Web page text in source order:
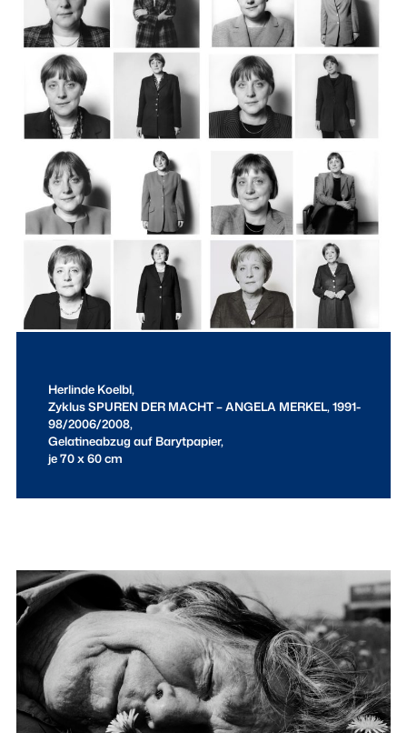
Herlinde Koelbl,
ZyklusSPUREN DER MACHT – ANGELA MERKEL,1991-
98/2006/2008,
Gelatineabzug auf Barytpapier,
je 70 x 60 cm